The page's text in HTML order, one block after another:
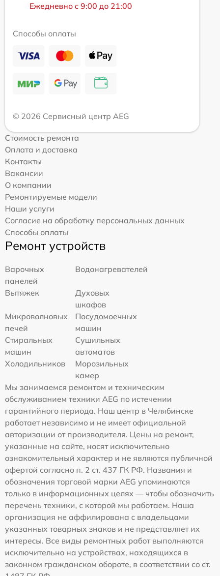
Ежедневно с 9:00 до 21:00
Способы оплаты
© 2026 Сервисный центр AEG
Стоимость ремонта
Оплата и доставка
Контакты
Вакансии
О компании
Ремонтируемые модели
Наши услуги
Согласие на обработку персональных данных
Способы оплаты
Ремонт устройств
Варочных
панелей
Водонагревателей
Вытяжек
Духовых
шкафов
Микроволновых
печей
Посудомоечных
машин
Стиральных
машин
Сушильных
автоматов
Холодильников
Морозильных
камер
Мы занимаемся ремонтом и техническим
обслуживанием техники AEG по истечении
гарантийного периода. Наш центр в Челябинске
работает независимо и не имеет официальной
авторизации от производителя. Цены на ремонт,
указанные на сайте, носят исключительно
ознакомительный характер и не являются публичной
офертой согласно п. 2 ст. 437 ГК РФ. Названия и
обозначения торговой марки AEG упоминаются
только в информационных целях — чтобы обозначить
перечень техники, с которой мы работаем. Наша
организация не аффилирована с владельцами
указанных товарных знаков и не представляет их
интересы. Все виды ремонтных работ выполняются
исключительно на устройствах, находящихся в
законном гражданском обороте, в соответствии со ст.